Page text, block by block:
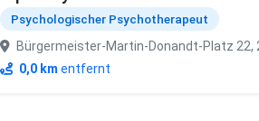
Psychologischer Psychotherapeut
Bürgermeister-Martin-Donandt-Platz 22,
0,0 km entfernt